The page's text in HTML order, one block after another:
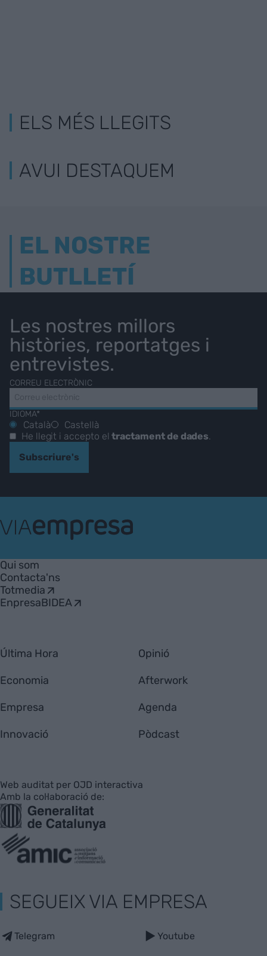
ELS MÉS LLEGITS
AVUI DESTAQUEM
EL NOSTRE
BUTLLETÍ
Les nostres millors
històries, reportatges i
entrevistes.
CORREU ELECTRÒNIC
IDIOMA*
Català
Castellà
He llegit i accepto eltractament de dades.
Subscriure's
Empresa
Qui som
Contacta'ns
Totmedia
EnpresaBIDEA
Última Hora
Economia
Empresa
Innovació
Opinió
Afterwork
Agenda
Pòdcast
Web auditat per OJD interactiva
Amb la col·laboració de:
SEGUEIX VIA EMPRESA
Telegram Youtube